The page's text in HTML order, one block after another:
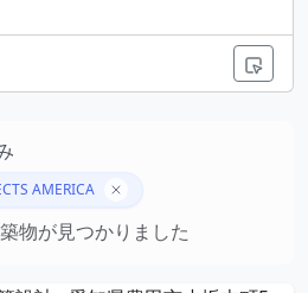
AMERICA
物が見つかりました